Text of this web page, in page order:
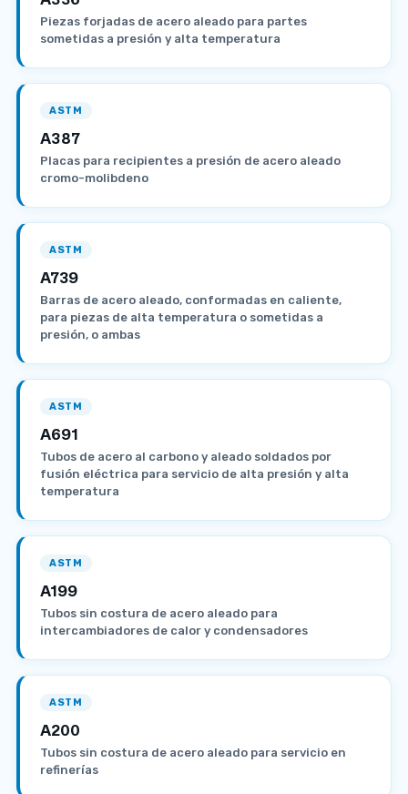
Piezas forjadas de acero aleado para partes
sometidas a presión y alta temperatura
ASTM
A387
Placas para recipientes a presión de acero aleado
cromo-molibdeno
ASTM
A739
Barras de acero aleado, conformadas en caliente,
para piezas de alta temperatura o sometidas a
presión, o ambas
ASTM
A691
Tubos de acero al carbono y aleado soldados por
fusión eléctrica para servicio de alta presión y alta
temperatura
ASTM
A199
Tubos sin costura de acero aleado para
intercambiadores de calor y condensadores
ASTM
A200
Tubos sin costura de acero aleado para servicio en
refinerías